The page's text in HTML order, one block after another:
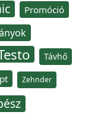
Promóció
Távhő
Zehnder